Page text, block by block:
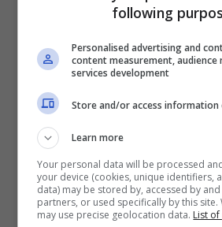
per Sandro
sembra essere serio. Lo
immobilizzato, lo staff
portato sulla barella per la
obbligata di Roberto
sia interessamento per la
problema che terrebbe poi
terreno di gioco lo stesso
following
Personalised advertising and
content measurement, audience
services development
Store and/or access information
Learn more
Your personal data will be processed
your device (cookies, unique identifiers,
data) may be stored by, accessed by
partners, or used specifically by this
may use precise geolocation data. List